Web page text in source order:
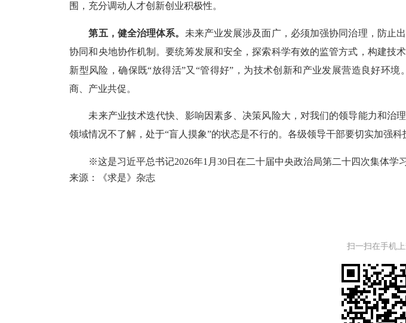
围，充分调动人才创新创业积极性。
第五，健全治理体系。 未来产业发展涉及面广，必须加强协同治理，防止
协同和央地协作机制。要统筹发展和安全，探索科学有效的监管方式，构建
新型风险，确保既“放得活”又“管得好”，为技术创新和产业发展营造良好环
商、产业共促。
未来产业技术迭代快、影响因素多、决策风险大，对我们的领导能力和治
领域情况不了解，处于“盲人摸象”的状态是不行的。各级领导干部要切实加强
※这是习近平总书记2026年1月30日在二十届中央政治局第二十四次集体学习
来源：《求是》杂志
扫一扫在手机